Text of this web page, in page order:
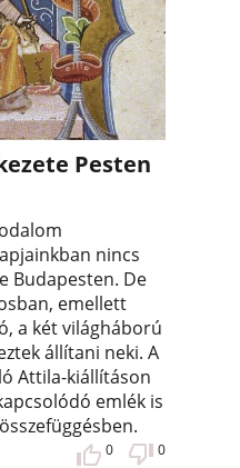
Pesten
nincs
Budapesten. De
emellett
a két világháború
állítani neki. A
Attila-kiállításon
emlék is
0 0